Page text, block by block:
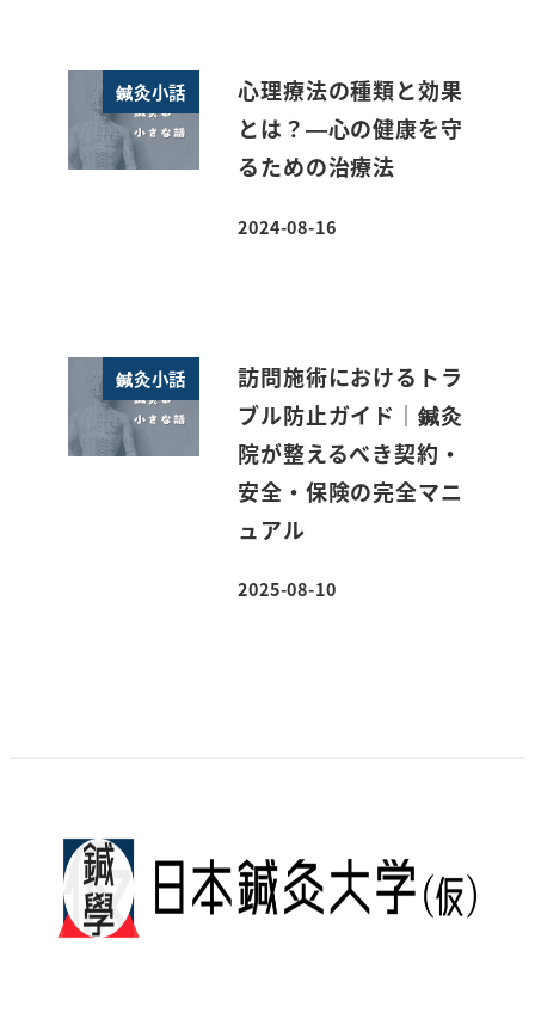
鍼灸小話
心理療法の種類と効果
とは？—心の健康を守
るための治療法
投稿日
2024-08-16
鍼灸小話
訪問施術におけるトラ
ブル防止ガイド｜鍼灸
院が整えるべき契約・
安全・保険の完全マニ
ュアル
投稿日
2025-08-10